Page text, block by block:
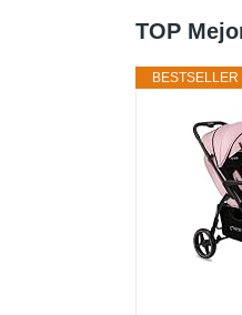
TOP
BESTSELLER